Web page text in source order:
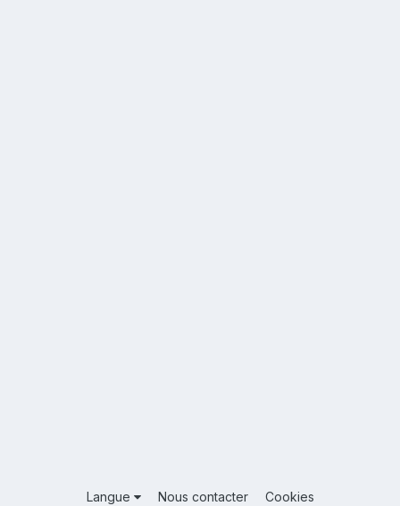
Langue Nous contacter Cookies